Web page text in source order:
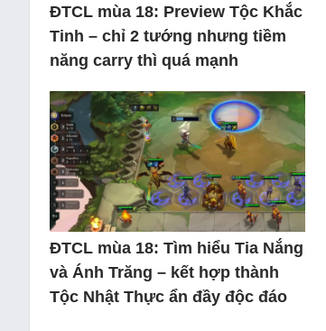
ĐTCL mùa 18: Preview Tộc Khắc
Tinh – chỉ 2 tướng nhưng tiềm
năng carry thì quá mạnh
ĐTCL mùa 18: Tìm hiểu Tia Nắng
và Ánh Trăng – kết hợp thành
Tộc Nhật Thực ẩn đầy độc đáo